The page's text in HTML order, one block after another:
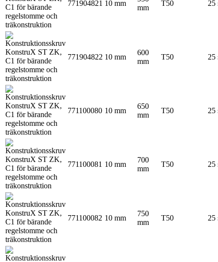
771904821 10 mm
mm
T50 25
771904822 10 mm
600
mm
T50 25
771100080 10 mm
650
mm
T50 25
771100081 10 mm
700
mm
T50 25
771100082 10 mm
750
mm
T50 25